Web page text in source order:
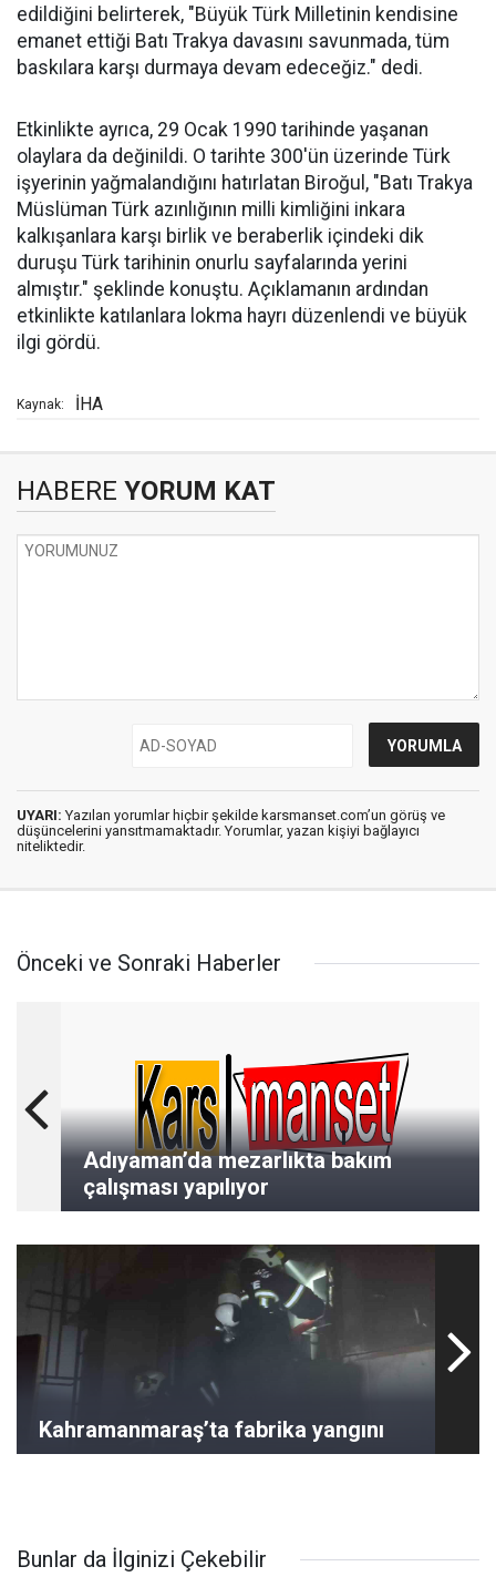
edildiğini belirterek, "Büyük Türk Milletinin kendisine
emanet ettiği Batı Trakya davasını savunmada, tüm
baskılara karşı durmaya devam edeceğiz." dedi.
Etkinlikte ayrıca, 29 Ocak 1990 tarihinde yaşanan
olaylara da değinildi. O tarihte 300'ün üzerinde Türk
işyerinin yağmalandığını hatırlatan Biroğul, "Batı Trakya
Müslüman Türk azınlığının milli kimliğini inkara
kalkışanlara karşı birlik ve beraberlik içindeki dik
duruşu Türk tarihinin onurlu sayfalarında yerini
almıştır." şeklinde konuştu. Açıklamanın ardından
etkinlikte katılanlara lokma hayrı düzenlendi ve büyük
ilgi gördü.
Kaynak: İHA
HABERE YORUM KAT
UYARI: Yazılan yorumlar hiçbir şekilde karsmanset.com’un görüş ve
düşüncelerini yansıtmamaktadır. Yorumlar, yazan kişiyi bağlayıcı
niteliktedir.
Önceki ve Sonraki Haberler
Adıyaman’da mezarlıkta bakım
çalışması yapılıyor
Kahramanmaraş’ta fabrika yangını
Bunlar da İlginizi Çekebilir